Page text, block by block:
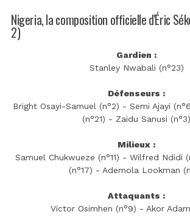
Nigeria, la composition officielle d'Éric
2)
Gardien :
Stanley Nwabali (n°23)
Défenseurs :
Bright Osayi-Samuel (n°2) - Semi Ajayi
(n°21) - Zaidu Sanusi (n°3)
Milieux :
Samuel Chukwueze (n°11) - Wilfred Ndidi
(n°17) - Ademola Lookman
Attaquants :
Victor Osimhen (n°9) - Akor